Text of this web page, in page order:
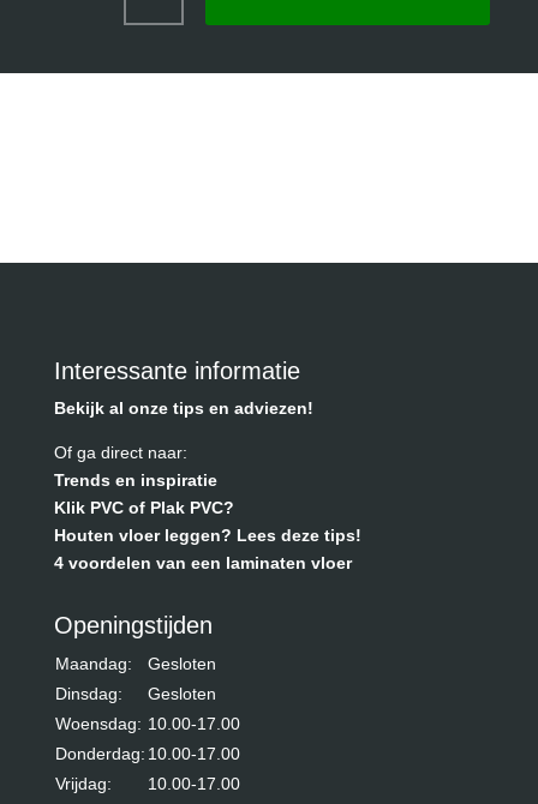
Interessante informatie
Bekijk al onze tips en adviezen!
Of ga direct naar:
Trends en inspiratie
Klik PVC of Plak PVC?
Houten vloer leggen? Lees deze tips!
4 voordelen van een laminaten vloer
Openingstijden
Maandag:
Gesloten
Dinsdag:
Gesloten
Woensdag: 10.00-17.00
Donderdag: 10.00-17.00
Vrijdag:
10.00-17.00